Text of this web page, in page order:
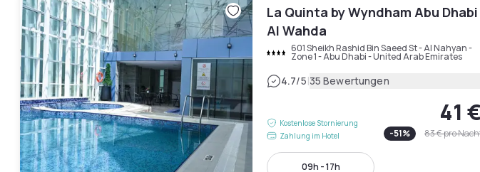
La Quinta by Wyndham Abu Dhabi
Al Wahda
601 Sheikh Rashid Bin Saeed St - Al Nahyan -
Zone 1 - Abu Dhabi - United Arab Emirates
4.7/5|35 Bewertungen
Kostenlose Stornierung
Zahlung im Hotel
41 €
-51% 83 €pro
09h - 17h